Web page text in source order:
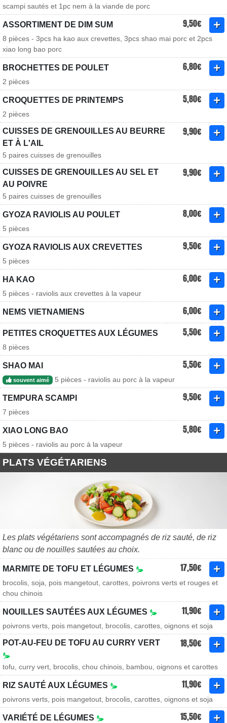
scampi sautés et 1pc nem à la viande de porc
ASSORTIMENT DE DIM SUM 9,50€
8 pièces - 3pcs ha kao aux crevettes, 3pcs shao mai porc et 2pcs
xiao long bao porc
BROCHETTES DE POULET 6,80€
2 pièces
CROQUETTES DE PRINTEMPS 5,80€
2 pièces
CUISSES DE GRENOUILLES AU BEURRE
ET À L'AIL
9,90€
5 paires cuisses de grenouilles
CUISSES DE GRENOUILLES AU SEL ET
AU POIVRE
9,90€
5 paires cuisses de grenouilles
GYOZA RAVIOLIS AU POULET 8,00€
5 pièces
GYOZA RAVIOLIS AUX CREVETTES 9,50€
5 pièces
HA KAO 6,00€
5 pièces - raviolis aux crevettes à la vapeur
NEMS VIETNAMIENS 6,00€
PETITES CROQUETTES AUX LÉGUMES 5,50€
8 pièces
SHAO MAI 5,50€
souvent aimé 5 pièces - raviolis au porc à la vapeur
TEMPURA SCAMPI 9,50€
7 pièces
XIAO LONG BAO 5,80€
5 pièces - raviolis au porc à la vapeur
PLATS VÉGÉTARIENS
Les plats végétariens sont accompagnés de riz sauté, de riz
blanc ou de nouilles sautées au choix.
MARMITE DE TOFU ET LÉGUMES 17,50€
brocolis, soja, pois mangetout, carottes, poivrons verts et rouges et
chou chinois
NOUILLES SAUTÉES AUX LÉGUMES 11,90€
poivrons verts, pois mangetout, brocolis, carottes, oignons et soja
POT-AU-FEU DE TOFU AU CURRY VERT 18,50€
tofu, curry vert, brocolis, chou chinois, bambou, oignons et carottes
RIZ SAUTÉ AUX LÉGUMES 11,90€
poivrons verts, pois mangetout, brocolis, carottes, oignons et soja
VARIÉTÉ DE LÉGUMES 15,50€